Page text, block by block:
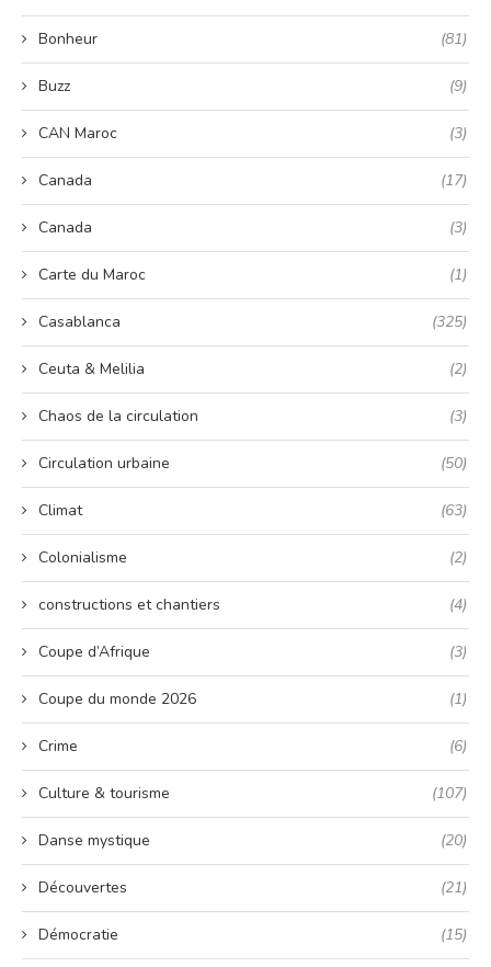
Bonheur (81)
Buzz (9)
CAN Maroc (3)
Canada (17)
Canada (3)
Carte du Maroc (1)
Casablanca (325)
Ceuta & Melilia (2)
Chaos de la circulation (3)
Circulation urbaine (50)
Climat (63)
Colonialisme (2)
constructions et chantiers (4)
Coupe d’Afrique (3)
Coupe du monde 2026 (1)
Crime (6)
Culture & tourisme (107)
Danse mystique (20)
Découvertes (21)
Démocratie (15)